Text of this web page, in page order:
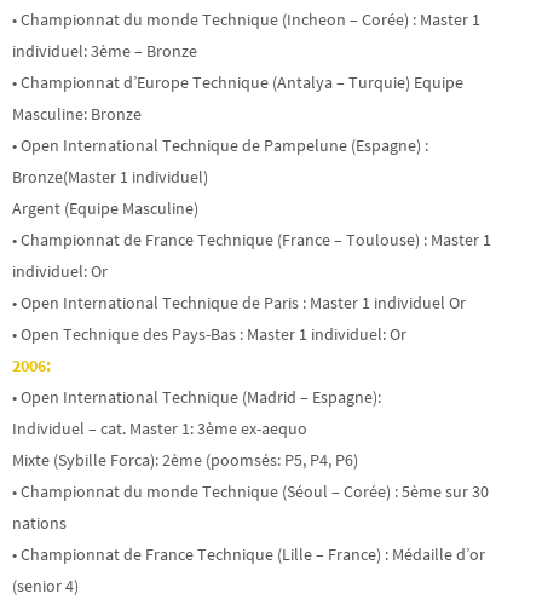
• Championnat du monde Technique (Incheon – Corée) : Master 1
individuel: 3ème – Bronze
• Championnat d’Europe Technique (Antalya – Turquie) Equipe
Masculine: Bronze
• Open International Technique de Pampelune (Espagne) :
Bronze(Master 1 individuel)
Argent (Equipe Masculine)
• Championnat de France Technique (France – Toulouse) : Master 1
individuel: Or
• Open International Technique de Paris : Master 1 individuel Or
• Open Technique des Pays-Bas : Master 1 individuel: Or
2006:
• Open International Technique (Madrid – Espagne):
Individuel – cat. Master 1: 3ème ex-aequo
Mixte (Sybille Forca): 2ème (poomsés: P5, P4, P6)
• Championnat du monde Technique (Séoul – Corée) : 5ème sur 30
nations
• Championnat de France Technique (Lille – France) : Médaille d’or
(senior 4)